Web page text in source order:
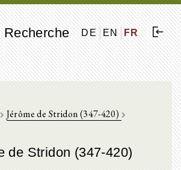
Recherche DE EN FR
Jérôme de Stridon (347-420)
de Stridon (347-420)